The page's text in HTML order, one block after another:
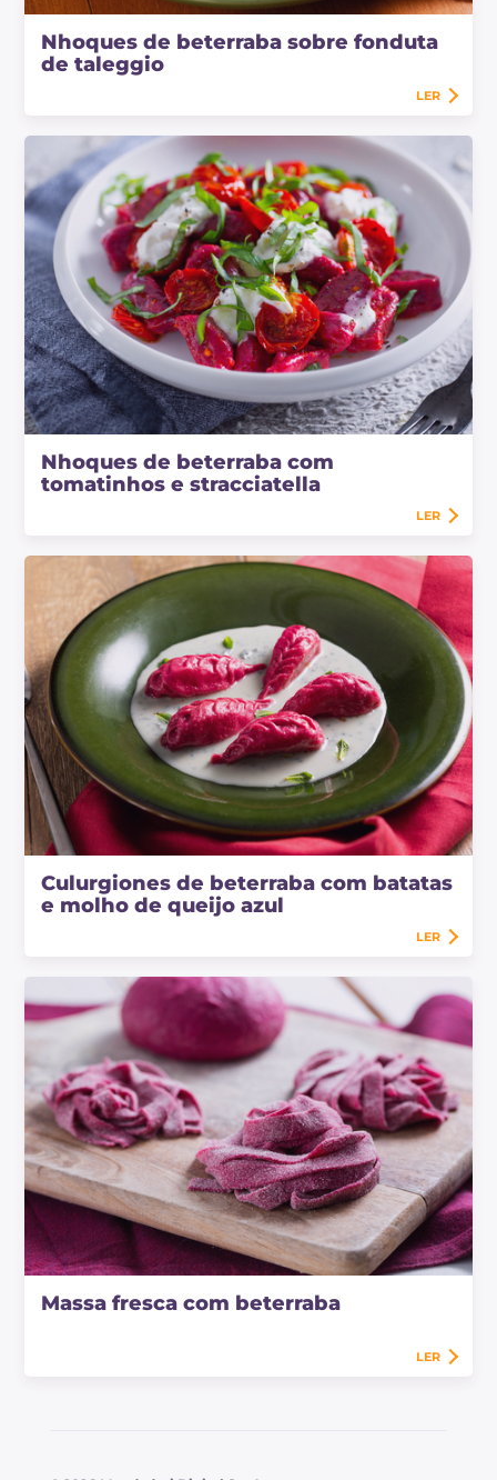
Nhoques de beterraba sobre fonduta
de taleggio
LER
Nhoques de beterraba com
tomatinhos e stracciatella
LER
Culurgiones de beterraba com batatas
e molho de queijo azul
LER
Massa fresca com beterraba
LER